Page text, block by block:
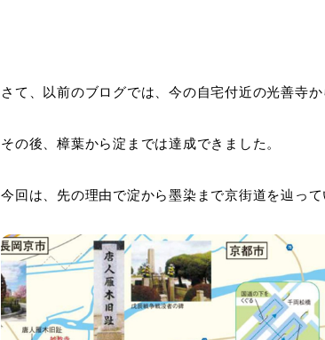
さて、以前のブログでは、今の自宅付近の光善寺
その後、樟葉から淀までは達成できました。
今回は、先の理由で淀から墨染まで京街道を辿って